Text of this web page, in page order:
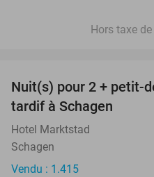
Hors taxe
Nuit(s) pour 2 + petit-
tardif à Schagen
Hotel Marktstad
Schagen
Vendu : 1.415